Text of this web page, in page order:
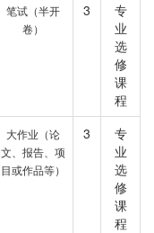
笔试（半开
卷）
3
专
业
选
修
课
程
大作业（论
文、报告、项
目或作品等）
3
专
业
选
修
课
程